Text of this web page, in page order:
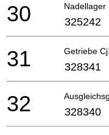
Nadellager
30 325242
Getriebe
31 328341
32 328340